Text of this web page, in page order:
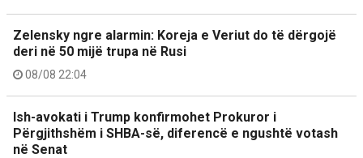
Zelensky ngre alarmin: Koreja e Veriut do të dërgojë
deri në 50 mijë trupa në Rusi
08/08 22:04
Ish-avokati i Trump konfirmohet Prokuror i
Përgjithshëm i SHBA-së, diferencë e ngushtë votash
në Senat